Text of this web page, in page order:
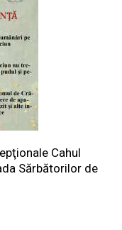
Cahul
Sărbătorilor de